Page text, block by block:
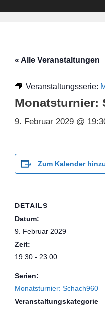
« Alle Veranstaltungen
Veranstaltungsserie:
Monatsturnier:
9. Februar 2029 @
Zum Kalender
DETAILS
Datum:
9. Februar 2029
Zeit:
19:30 - 23:00
Serien:
Monatsturnier: Schach960
Veranstaltungskategorie